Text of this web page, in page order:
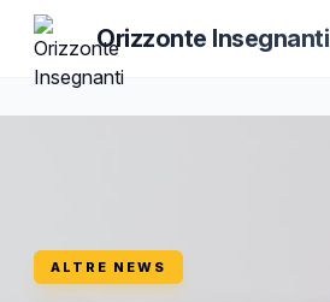
Orizzonte Insegnanti
ALTRE NEWS